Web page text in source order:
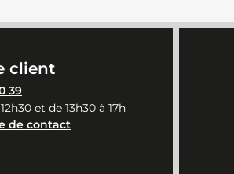
client
39
et de 13h30 à 17h
de contact